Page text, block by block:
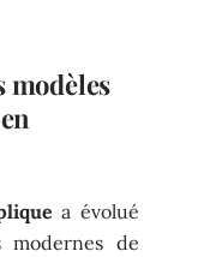
modèles
a évolué
modernes de